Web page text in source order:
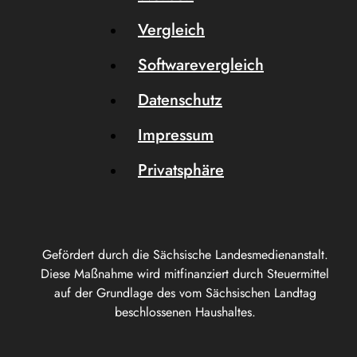
Gefördert durch die Sächsische Landesmedienanstalt.
Diese Maßnahme wird mitfinanziert durch Steuermittel
auf der Grundlage des vom Sächsischen Landtag
beschlossenen Haushaltes.
Vergleich
Softwarevergleich
Datenschutz
Impressum
Privatsphäre